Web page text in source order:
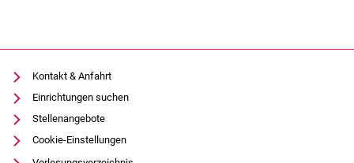
Kontakt & Anfahrt
Einrichtungen suchen
Stellenangebote
Cookie-Einstellungen